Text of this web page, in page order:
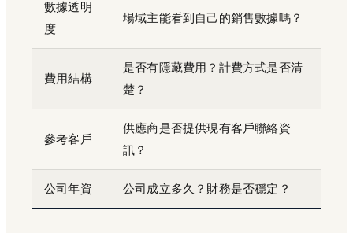
數據透明
度
場域主能看到自己的銷售數據嗎？
費用結構
是否有隱藏費用？計費方式是否清
楚？
參考客戶
供應商是否提供現有客戶聯絡資
訊？
公司年資 公司成立多久？財務是否穩定？